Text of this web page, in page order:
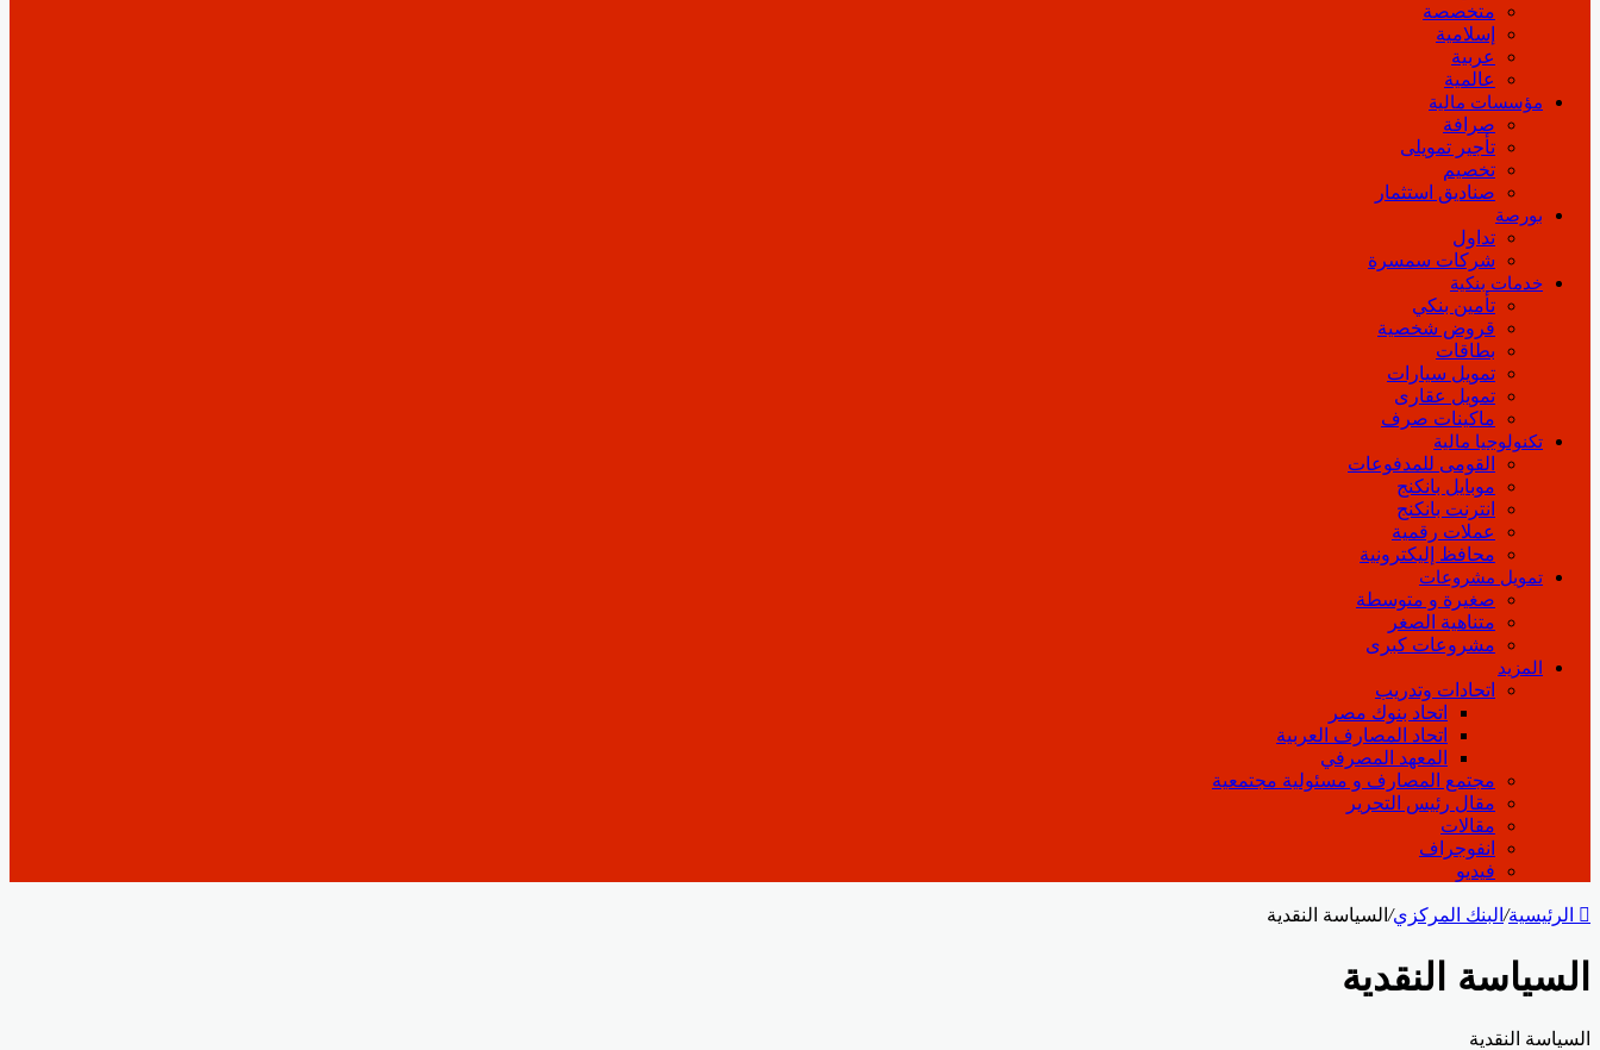
متخصصة
إسلامية
عربية
عالمية
مؤسسات مالية
صرافة
تأجير تمويلى
تخصيم
صناديق استثمار
بورصة
تداول
شركات سمسرة
خدمات بنكية
تأمين بنكي
قروض شخصية
بطاقات
تمويل سيارات
تمويل عقارى
ماكينات صرف
تكنولوجيا مالية
القومى للمدفوعات
موبايل بانكنج
انترنت بانكنج
عملات رقمية
محافظ إليكترونية
تمويل مشروعات
صغيرة و متوسطة
متناهية الصغر
مشروعات كبرى
المزيد
اتحادات وتدريب
اتحاد بنوك مصر
اتحاد المصارف العربية
المعهد المصرفي
مجتمع المصارف و مسئولية مجتمعية
مقال رئيس التحرير
مقالات
انفوجراف
فيديو
الرئيسية/ البنك المركزي/ السياسة النقدية
السياسة النقدية
السياسة النقدية